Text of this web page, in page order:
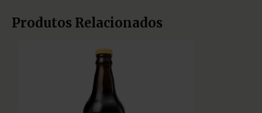
Produtos Relacionados